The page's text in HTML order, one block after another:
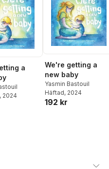
a
, 2024
We're getting a
new baby
Yasmin Bastouil
Häftad, 2024
192 kr